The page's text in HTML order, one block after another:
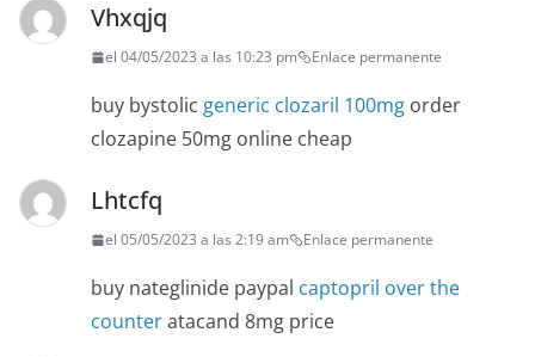
Vhxqjq
el 04/05/2023 a las 10:23 pm Enlace permanente
buy bystolic generic clozaril 100mg order
clozapine 50mg online cheap
Lhtcfq
el 05/05/2023 a las 2:19 am Enlace permanente
buy nateglinide paypal captopril over the
counteratacand 8mg price